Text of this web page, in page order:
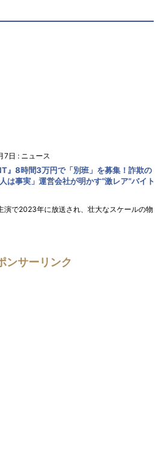
7日 : ニュース
』8時間3万円で「別班」を募集！詐欺の
は事実」運営会社が明かす“激レア”バイト
演で2023年に放送され、壮大なスケールの物
ンサーリンク